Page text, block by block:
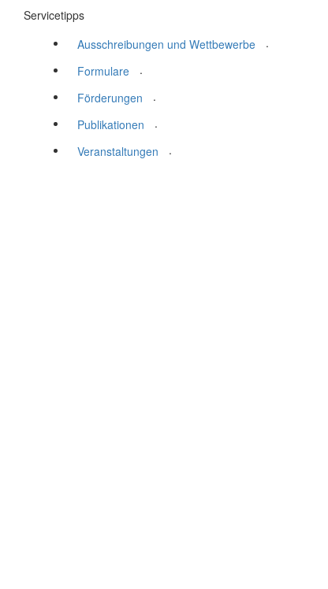
Servicetipps
Ausschreibungen und Wettbewerbe
.
Formulare
.
Förderungen
.
Publikationen
.
Veranstaltungen
.